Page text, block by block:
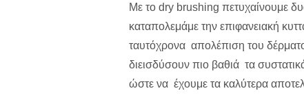
Με το dry brushing πετυχαίνουμε
καταπολεμάμε την επιφανειακή
ταυτόχρονα απολέπιση του
διεισδύσουν πιο βαθιά τα
ώστε να έχουμε τα καλύτερα